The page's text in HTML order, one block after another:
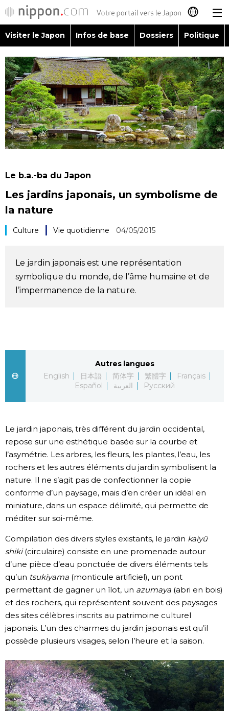
日本語
English
简体字
繁體字
Español
Русский
Visiter le Japon
Infos de base
Économie
Culture
Personnages
Chroniques
Images
Vidéos
Tokyo
official SNS
Visiter le Japon Infos de base Dossiers Politique
Le b.a.-ba du Japon
Les jardins japonais, un symbolisme de
la nature
Culture Vie quotidienne 04/05/2015
Le jardin japonais est une représentation
symbolique du monde, de l’âme humaine et de
l’impermanence de la nature.
Autres langues
English
日本語 简体字 繁體字
Français
Español
العربية Русский
Le jardin japonais, très différent du jardin occidental,
repose sur une esthétique basée sur la courbe et
l’asymétrie. Les arbres, les fleurs, les plantes, l’eau, les
rochers et les autres éléments du jardin symbolisent la
nature. Il ne s’agit pas de confectionner la copie
conforme d’un paysage, mais d’en créer un idéal en
miniature, dans un espace délimité, qui permette de
méditer sur soi-même.
Compilation des divers styles existants, le jardin kaiyû
shiki(circulaire) consiste en une promenade autour
d’une pièce d’eau ponctuée de divers éléments tels
qu’un tsukiyama(monticule artificiel), un pont
permettant de gagner un îlot, un azumaya(abri en bois)
et des rochers, qui représentent souvent des paysages
des sites célèbres inscrits au patrimoine culturel
japonais. L’un des charmes du jardin japonais est qu’il
possède plusieurs visages, selon l’heure et la saison.